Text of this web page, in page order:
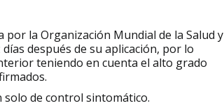
por la Organización Mundial de la Salud y
después de su aplicación, por lo
teniendo en cuenta el alto grado
de control sintomático.